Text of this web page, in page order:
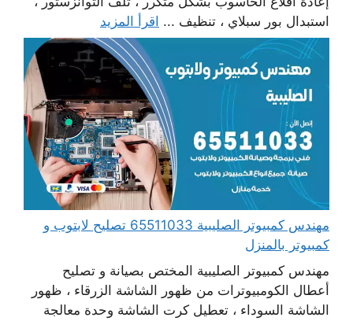
استبدال بور سبلاي ، تنظيف ... اقرأ المزيد
مهندس كمبيوتر الصليبية 65511033 تصليح لابتوب و
كمبيوتر بالمنزل
مهندس كمبيوتر الصليبية المختص بصيانة و تصليح
أعطال الكومبيوترات من ظهور الشاشة الزرقاء ، ظهور
الشاشة السوداء ، تعطيل كرت الشاشة وحدة معالجة